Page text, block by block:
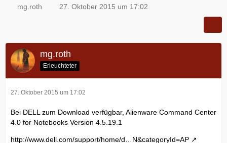
mg.roth 27. Oktober 2015 um 17:02
mg.roth
Erleuchteter
27. Oktober 2015 um 17:02
Bei DELL zum Download verfügbar, Alienware Command Center
4.0 for Notebooks Version 4.5.19.1
http://www.dell.com/support/home/d…N&categoryId=AP